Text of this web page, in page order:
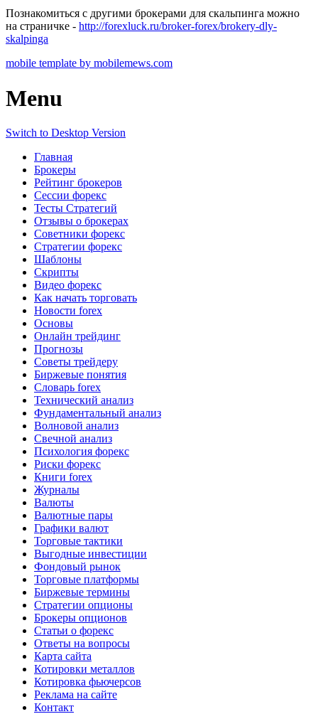
Познакомиться с другими брокерами для скальпинга можно
на страничке - http://forexluck.ru/broker-forex/brokery-dly-
skalpinga
mobile template by mobilemews.com
Menu
Switch to Desktop Version
Главная
Брокеры
Рейтинг брокеров
Сессии форекс
Тесты Стратегий
Отзывы о брокерах
Советники форекс
Стратегии форекс
Шаблоны
Скрипты
Видео форекс
Как начать торговать
Новости forex
Основы
Онлайн трейдинг
Прогнозы
Советы трейдеру
Биржевые понятия
Словарь forex
Технический анализ
Фундаментальный анализ
Волновой анализ
Свечной анализ
Психология форекс
Риски форекс
Книги forex
Журналы
Валюты
Валютные пары
Графики валют
Торговые тактики
Выгодные инвестиции
Фондовый рынок
Торговые платформы
Биржевые термины
Стратегии опционы
Брокеры опционов
Статьи о форекс
Ответы на вопросы
Карта сайта
Котировки металлов
Котировка фьючерсов
Реклама на сайте
Контакт